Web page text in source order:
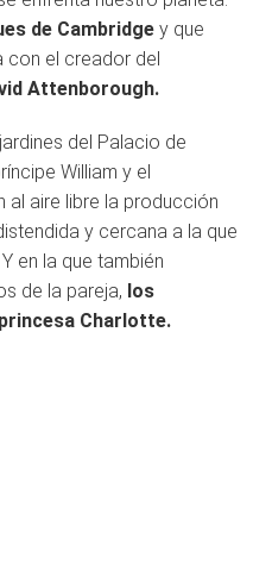
de Cambridge y que
con el creador del
Attenborough.
del Palacio de
William y el
al aire libre la producción
y cercana a la que
en la que también
de la pareja, los
Charlotte.